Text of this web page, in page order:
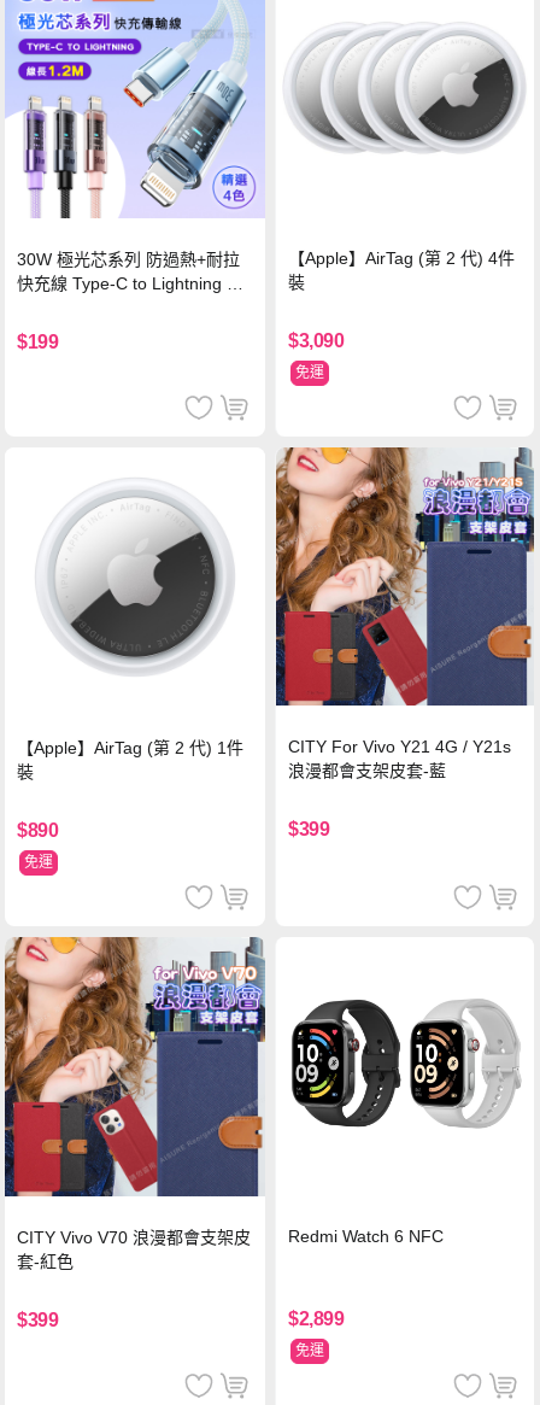
30W 極光芯系列 防過熱+耐拉
快充線 Type-C to Lightning 傳
$199
【Apple】AirTag (第 2 代) 4件
裝
$3,090
免運
【Apple】AirTag (第 2 代) 1件
裝
$890
免運
CITY For Vivo Y21 4G / Y21s
浪漫都會支架皮套-藍
$399
CITY Vivo V70 浪漫都會支架皮
套-紅色
$399
Redmi Watch 6 NFC
$2,899
免運